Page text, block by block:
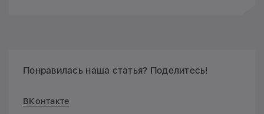
Понравилась наша статья? Поделитесь!
ВКонтакте